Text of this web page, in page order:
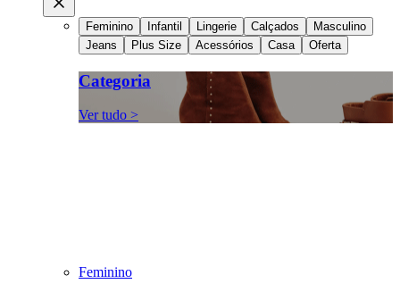
Feminino Infantil Lingerie Calçados
Masculino
Jeans
Plus Size Acessórios Casa Oferta
Categoria
Ver tudo >
Feminino